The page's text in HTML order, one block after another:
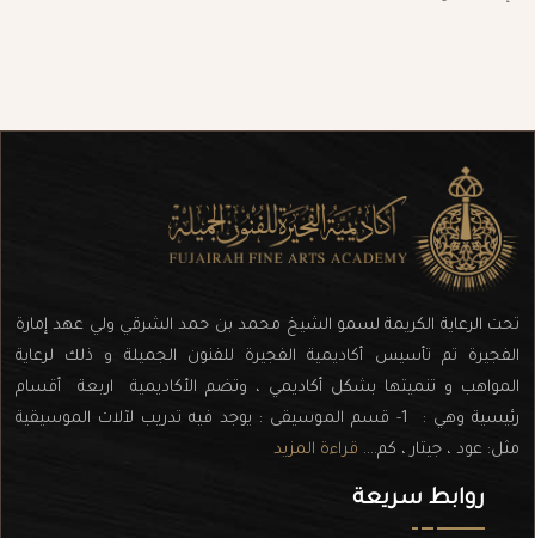
تحت الرعاية الكريمة لسمو الشيخ محمد بن حمد الشرقي ولي عهد إمارة
الفجيرة تم تأسيس أكاديمية الفجيرة للفنون الجميلة و ذلك لرعاية
المواهب و تنميتها بشكل أكاديمي ، وتضم الأكاديمية اربعة أقسام
رئيسية وهي : 1- قسم الموسيقى : يوجد فيه تدريب لآلات الموسيقية
مثل: عود ، جيتار ، كم.... قراءة المزيد
روابط سريعة